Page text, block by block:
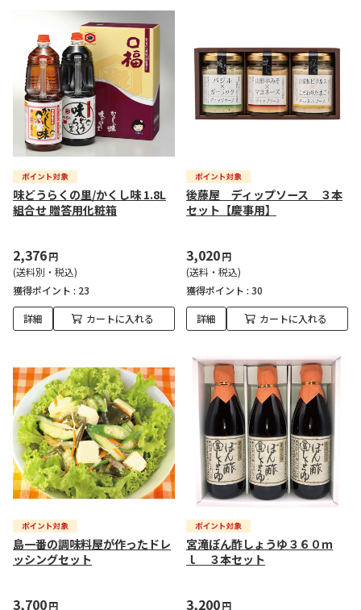
味どうらくの里/かくし味 1.8L
組合せ 贈答用化粧箱
2,376円
(送料別・税込)
獲得ポイント : 23
詳細 カートに入れる
後藤屋 ディップソース ３本
セット【慶事用】
3,020円
(送料・税込)
獲得ポイント : 30
詳細 カートに入れる
島一番の調味料屋が作ったドレ
ッシングセット
3,700円
宮滝ぽん酢しょうゆ３６０ｍ
ｌ ３本セット
3,200円